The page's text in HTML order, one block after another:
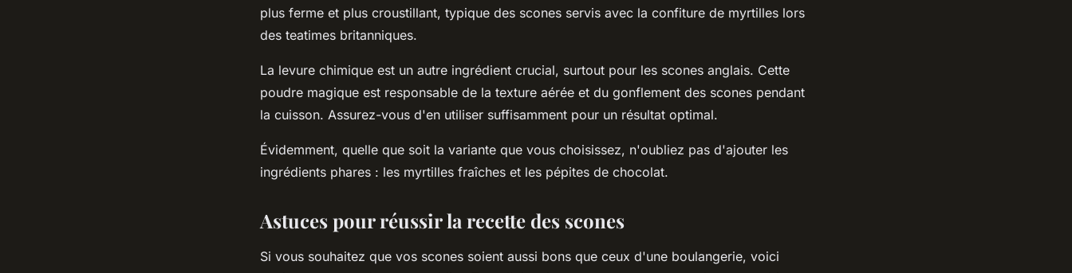
plus ferme et plus croustillant, typique des scones servis avec la confiture de myrtilles lors
des teatimes britanniques.
La levure chimique est un autre ingrédient crucial, surtout pour les scones anglais. Cette
poudre magique est responsable de la texture aérée et du gonflement des scones pendant
la cuisson. Assurez-vous d'en utiliser suffisamment pour un résultat optimal.
Évidemment, quelle que soit la variante que vous choisissez, n'oubliez pas d'ajouter les
ingrédients phares : les myrtilles fraîches et les pépites de chocolat.
Astuces pour réussir la recette des scones
Si vous souhaitez que vos scones soient aussi bons que ceux d'une boulangerie, voici